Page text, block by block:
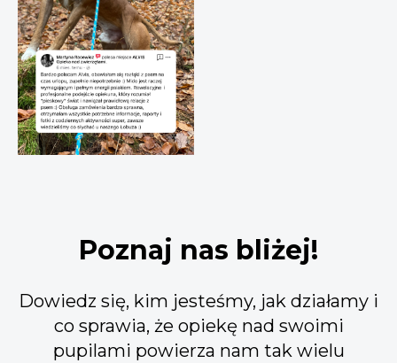
Poznaj nas bliżej!
Dowiedz się, kim jesteśmy, jak działamy i
co sprawia, że opiekę nad swoimi
pupilami powierza nam tak wielu